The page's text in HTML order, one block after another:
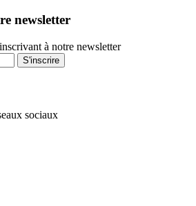
newsletter
à notre newsletter
S'inscrire
sociaux